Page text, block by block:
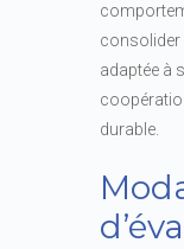
consolider
adaptée à
durable.